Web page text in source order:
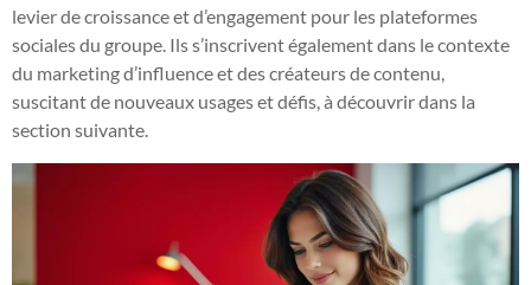
levier de croissance et d’engagement pour les plateformes
sociales du groupe. Ils s’inscrivent également dans le contexte
du marketing d’influence et des créateurs de contenu,
suscitant de nouveaux usages et défis, à découvrir dans la
section suivante.